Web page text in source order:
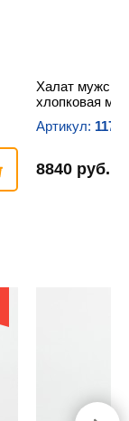
Халат
хлопковая
Артикул:
8840 руб.